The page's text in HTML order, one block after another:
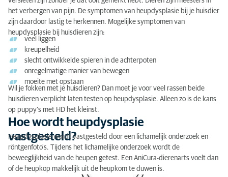
het verbergen van pijn. De symptomen van heupdysplasie bij je huisdier
zijn daardoor lastig te herkennen. Mogelijke symptomen van
heupdysplasie bij huisdieren zijn:
veel liggen
kreupelheid
slecht ontwikkelde spieren in de achterpoten
onregelmatige manier van bewegen
moeite met opstaan
Wil je fokken met je huisdieren? Dan moet je voor veel rassen beide
huisdieren verplicht laten testen op heupdysplasie. Alleen zo is de kans
op puppy’s met HD het kleinst.
Hoe wordt heupdysplasie
vastgesteld?
Heupdysplasie wordt vastgesteld door een lichamelijk onderzoek en
röntgenfoto's. Tijdens het lichamelijke onderzoek wordt de
beweeglijkheid van de heupen getest. Een AniCura-dierenarts voelt dan
of de heupkop makkelijk uit de heupkom te duwen is.